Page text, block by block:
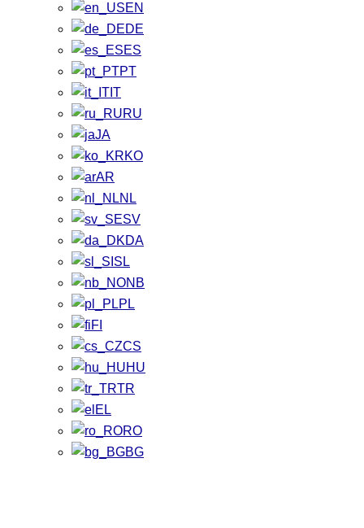
EN
DE
ES
PT
IT
RU
JA
KO
AR
NL
SV
DA
SL
NB
PL
FI
CS
HU
TR
EL
RO
BG